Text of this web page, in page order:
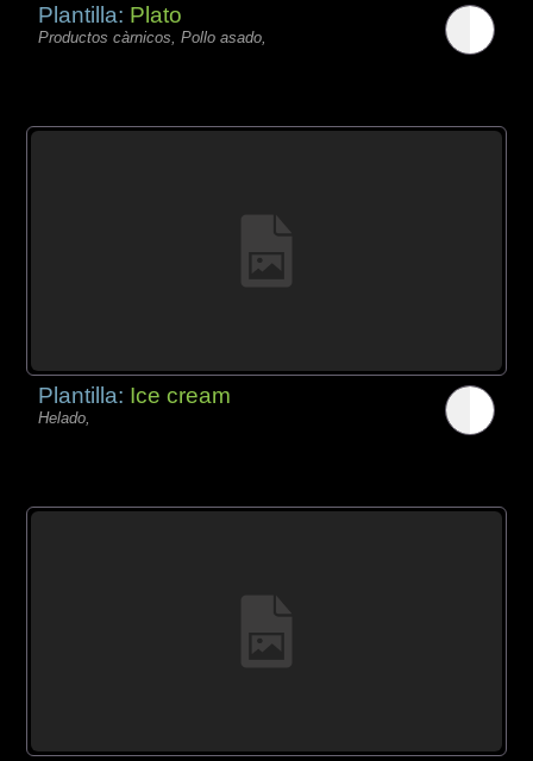
Plantilla: Plato
Productos càrnicos, Pollo asado,
Plantilla: Ice cream
Helado,